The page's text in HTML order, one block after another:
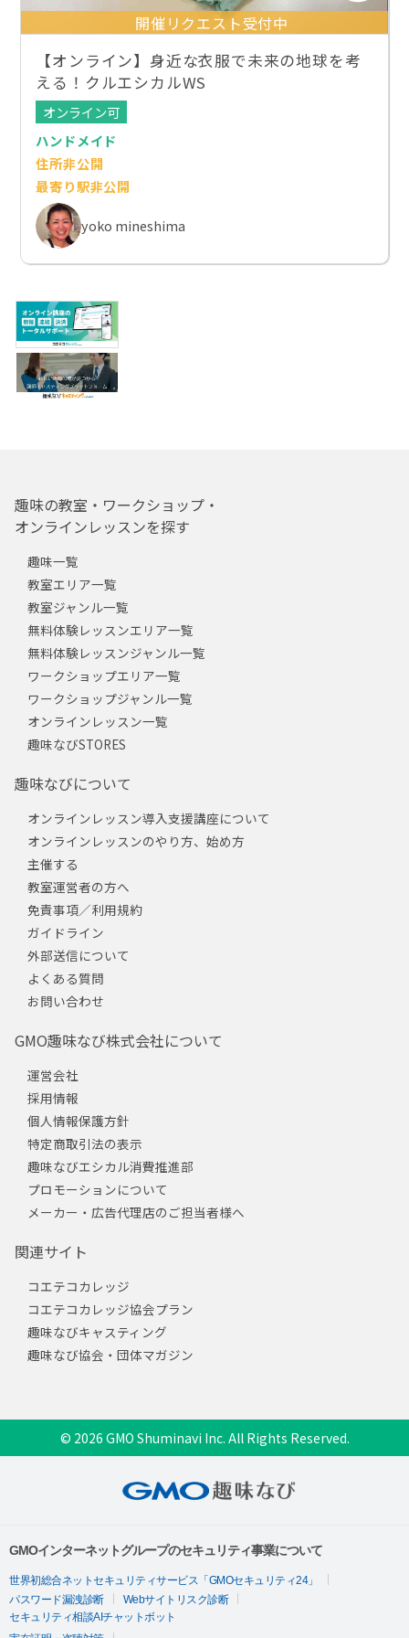
開催リクエスト受付中
【オンライン】身近な衣服で未来の地球を考
える！クルエシカルWS
オンライン可
ハンドメイド
住所非公開
最寄り駅非公開
yoko mineshima
趣味の教室・ワークショップ・
オンラインレッスンを探す
趣味一覧
教室エリア一覧
教室ジャンル一覧
無料体験レッスンエリア一覧
無料体験レッスンジャンル一覧
ワークショップエリア一覧
ワークショップジャンル一覧
オンラインレッスン一覧
趣味なびSTORES
趣味なびについて
オンラインレッスン導入支援講座について
オンラインレッスンのやり方、始め方
主催する
教室運営者の方へ
免責事項／利用規約
ガイドライン
外部送信について
よくある質問
お問い合わせ
GMO趣味なび株式会社について
運営会社
採用情報
個人情報保護方針
特定商取引法の表示
趣味なびエシカル消費推進部
プロモーションについて
メーカー・広告代理店のご担当者様へ
関連サイト
コエテコカレッジ
コエテコカレッジ協会プラン
趣味なびキャスティング
趣味なび協会・団体マガジン
© 2026 GMO Shuminavi Inc. All Rights Reserved.